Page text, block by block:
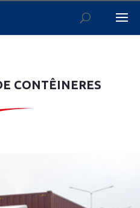
CONTÊINERES